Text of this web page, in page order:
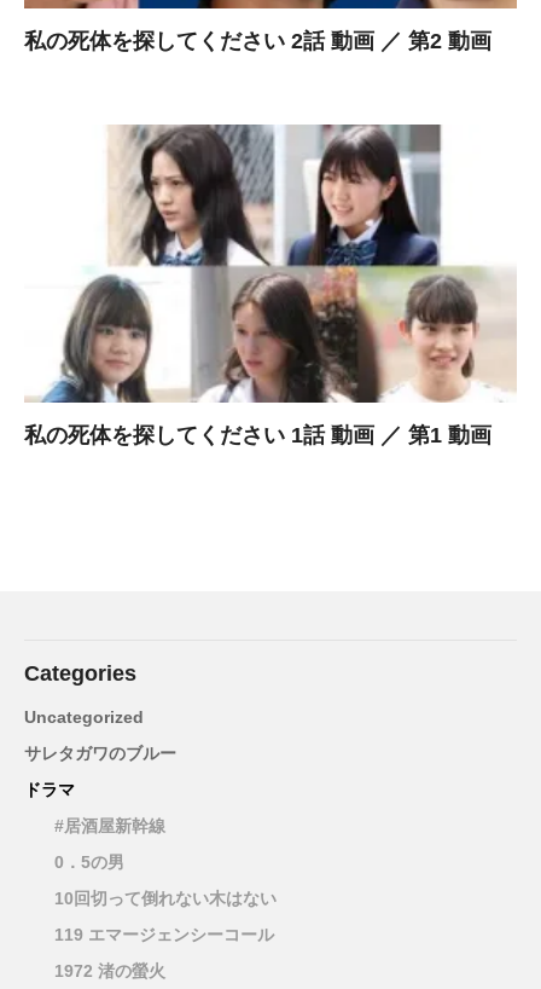
私の死体を探してください 2話 動画 ／ 第2 動画
私の死体を探してください 1話 動画 ／ 第1 動画
Categories
Uncategorized
サレタガワのブルー
ドラマ
#居酒屋新幹線
0．5の男
10回切って倒れない木はない
119 エマージェンシーコール
1972 渚の螢火